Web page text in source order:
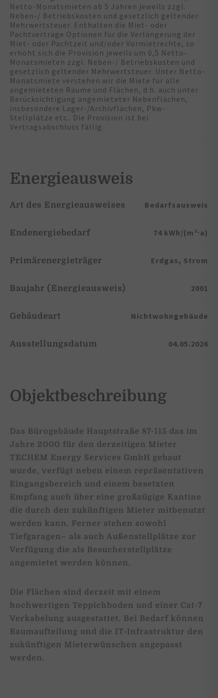
Netto-Monatsmieten ab 5 Jahren jeweils zzgl.
Neben-/ Betriebskosten und gesetzlich geltender
Mehrwertsteuer. Enthalten die Miet- oder
Pachtverträge Optionen für die Verlängerung der
Miet- oder Pachtzeit und/oder Vormietrechte, so
erhöht sich die Provision jeweils um 0,5 Netto-
Monatsmieten zzgl. Neben-/ Betriebskosten und
gesetzlich geltender Mehrwertsteuer. Unter Netto-
Monatsmiete verstehen wir die Miete für alle
angemieteten Räume und Flächen, d.h. auch unter
Berücksichtigung angemieteter Nebenflächen,
insbesondere Lager-/Archivflächen, Pkw-
Stellplätze etc.. Die Provision ist bei
Vertragsabschluss fällig.
Energieausweis
Art des Energieausweises Bedarfsausweis
Endenergiebedarf 74 kWh/(m²·a)
Primärenergieträger Erdgas, Strom
Baujahr (Energieausweis) 2001
Gebäudeart Nichtwohngebäude
Ausstellungsdatum 04.05.2026
Objektbeschreibung
Das Bürogebäude Hauptstraße 87-115 das im
Jahre 2000 für den derzeitigen Mieter
TECHEM Energy Services GmbH gebaut
wurde, verfügt neben einem repräsentativen
Eingangsbereich und einem besetzten
Empfang auch über eine großzügige Kantine
die durch den zukünftigen Mieter mitbenutzt
werden kann. Ferner stehen sowohl
Tiefgaragen– als auch Außenstellplätze zur
Verfügung die als Besucherstellplätze
angemietet werden können.
Die Flächen sind derzeit mit einem
hochwertigen Teppichboden und einer Cat-7
Verkabelung ausgestattet. Bei Bedarf können
Raumaufteilung und die IT-Infrastruktur den
zukünftigen Mieterwünschen angepasst
werden.